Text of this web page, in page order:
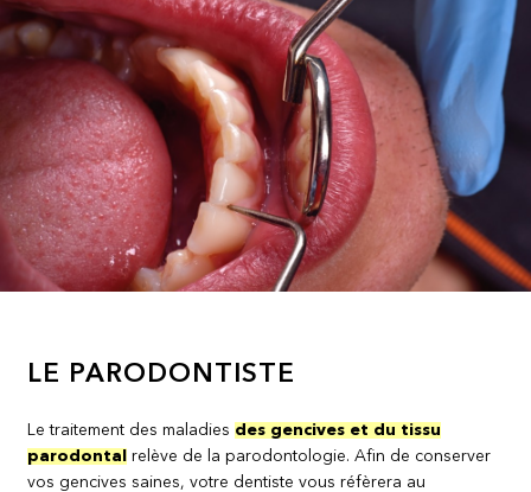
LE PARODONTISTE
Le traitement des maladies des gencives et du tissu
parodontal
relève de la parodontologie. Afin de conserver
vos gencives saines, votre dentiste vous réfèrera au